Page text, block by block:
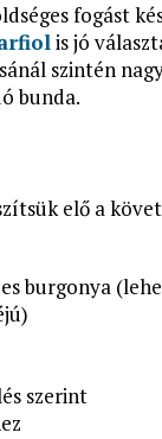
fogást
is jó
szintén
bunda.
elő a
burgonya
szerint